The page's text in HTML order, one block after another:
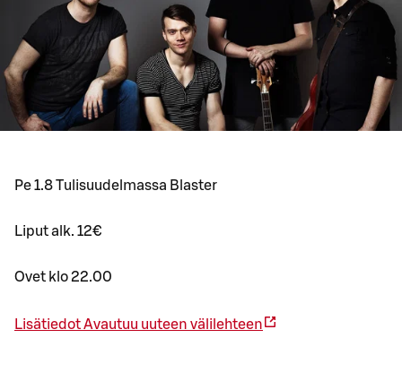
Pe 1.8 Tulisuudelmassa Blaster
Liput alk. 12€
Ovet klo 22.00
LisätiedotAvautuu uuteen välilehteen